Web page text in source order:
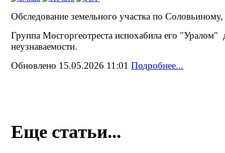
Обследование земельного участка по
Группа Мосгоргеотреста испохабила его "Уралом"
неузнаваемости.
Обновлено 15.05.2026 11:01Подробнее...
Еще статьи...